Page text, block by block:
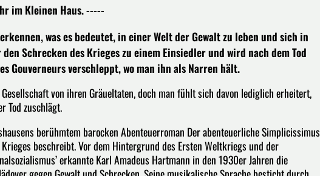
im Kleinen Haus. -----
was es bedeutet, in einer Welt der Gewalt zu leben und sich in
Schrecken des Krieges zu einem Einsiedler und wird nach dem Tod
Gouverneurs verschleppt, wo man ihn als Narren hält.
von ihren Gräueltaten, doch man fühlt sich davon lediglich erheitert,
Tod zuschlägt.
berühmtem barocken Abenteuerroman Der abenteuerliche Simplicissimus
beschreibt. Vor dem Hintergrund des Ersten Weltkriegs und der
erkannte Karl Amadeus Hartmann in den 1930er Jahren die